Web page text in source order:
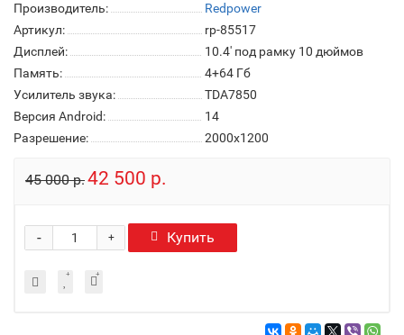
Производитель:
Redpower
Артикул:
rp-85517
Дисплей:
10.4' под рамку 10 дюймов
Память:
4+64 Гб
Усилитель звука:
TDA7850
Версия Android:
14
Разрешение:
2000x1200
45 000 р.42 500 р.
+
- Купить